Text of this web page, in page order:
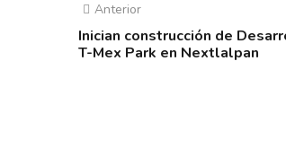
Anterior
Inician construcción de
T-Mex Park en Nextlalpan